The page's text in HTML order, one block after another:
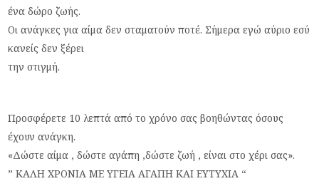
ένα δώρο ζωής.
Οι ανάγκες για αίμα δεν σταματούν ποτέ. Σήμερα εγώ αύριο εσύ
κανείς δεν ξέρει
την στιγμή.
Προσφέρετε 10 λεπτά από το χρόνο σας βοηθώντας όσους
έχουν ανάγκη.
«Δώστε αίμα , δώστε αγάπη ,δώστε ζωή , είναι στο χέρι σας».
” ΚΑΛΗ ΧΡΟΝΙΑ ΜΕ ΥΓΕΙΑ ΑΓΑΠΗ ΚΑΙ ΕΥΤΥΧΙΑ “